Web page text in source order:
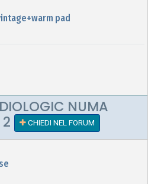
pad
NUMA
CHIEDI NEL FORUM